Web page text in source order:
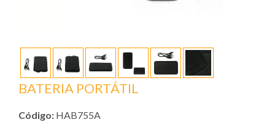
BATERIA PORTÁTIL
Código: HAB755A